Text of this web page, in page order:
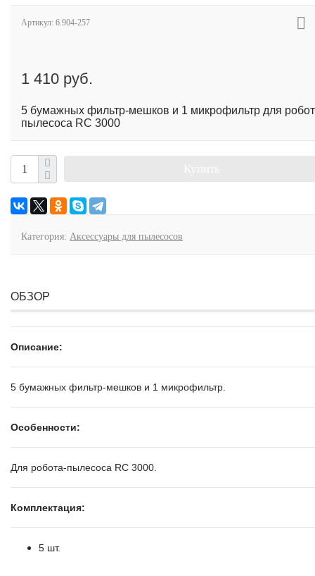
Артикул: 6.904-257
1 410 руб.
5 бумажных фильтр-мешков и 1 микрофильтр для
пылесоса RC 3000
Категория: Аксессуары для пылесосов
ОБЗОР
Описание:
5 бумажных фильтр-мешков и 1 микрофильтр.
Особенности:
Для робота-пылесоса RC 3000.
Комплектация:
5 шт.